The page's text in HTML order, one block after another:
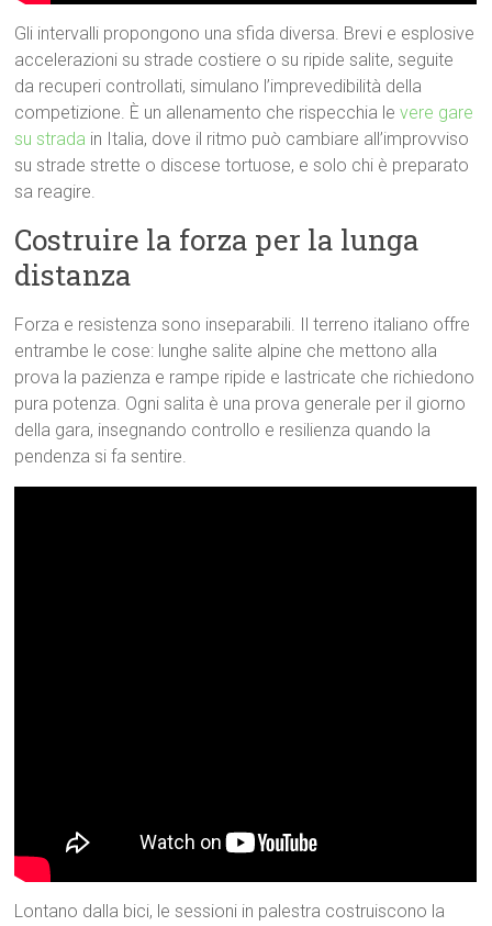
Gli intervalli propongono una sfida diversa. Brevi e esplosive
accelerazioni su strade costiere o su ripide salite, seguite
da recuperi controllati, simulano l’imprevedibilità della
competizione. È un allenamento che rispecchia levere gare
su strada in Italia, dove il ritmo può cambiare all’improvviso
su strade strette o discese tortuose, e solo chi è preparato
sa reagire.
Costruire la forza per la lunga
distanza
Forza e resistenza sono inseparabili. Il terreno italiano offre
entrambe le cose: lunghe salite alpine che mettono alla
prova la pazienza e rampe ripide e lastricate che richiedono
pura potenza. Ogni salita è una prova generale per il giorno
della gara, insegnando controllo e resilienza quando la
pendenza si fa sentire.
Lontano dalla bici, le sessioni in palestra costruiscono la